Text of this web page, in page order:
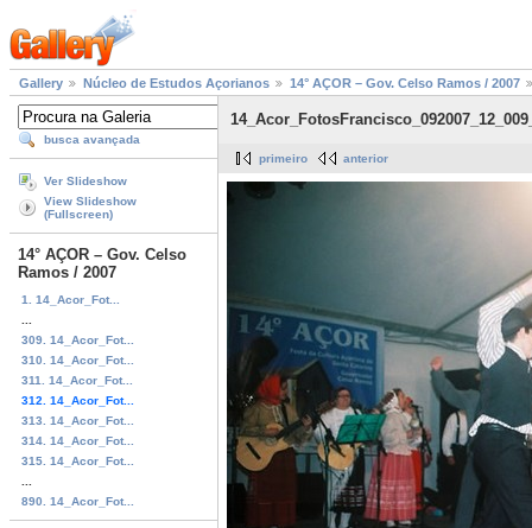
Gallery Núcleo de Estudos Açorianos 14° AÇOR – Gov. Celso Ramos / 2007
busca avançada
Ver Slideshow
View Slideshow
(Fullscreen)
14° AÇOR – Gov. Celso
Ramos / 2007
1. 14_Acor_Fot...
309. 14_Acor_Fot...
310. 14_Acor_Fot...
311. 14_Acor_Fot...
312. 14_Acor_Fot...
313. 14_Acor_Fot...
314. 14_Acor_Fot...
315. 14_Acor_Fot...
890. 14_Acor_Fot...
primeiro anterior